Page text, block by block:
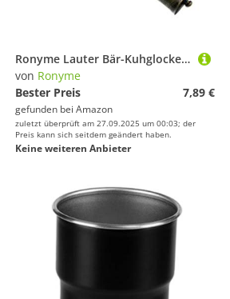
Ronyme Lauter Bär-Kuhglocken-Wanderschutz-Geräuschmacher für Bergsteigen und Radfahren, Schwarz
von Ronyme
Bester Preis
7,89 €
gefunden bei Amazon
zuletzt überprüft am 27.09.2025 um 00:03; der
Preis kann sich seitdem geändert haben.
Keine weiteren Anbieter